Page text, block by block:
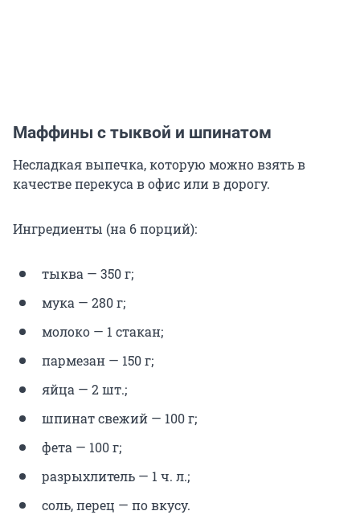
Маффины с тыквой и шпинатом
Несладкая выпечка, которую можно взять в
качестве перекуса в офис или в дорогу.
Ингредиенты (на 6 порций):
тыква — 350 г;
мука — 280 г;
молоко — 1 стакан;
пармезан — 150 г;
яйца — 2 шт.;
шпинат свежий — 100 г;
фета — 100 г;
разрыхлитель — 1 ч. л.;
соль, перец — по вкусу.